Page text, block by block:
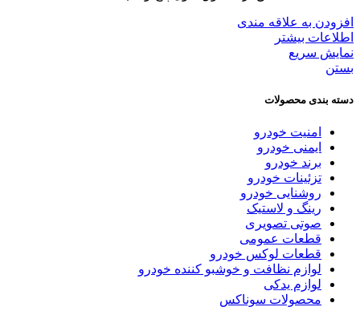
افزودن به علاقه مندی
اطلاعات بیشتر
نمایش سریع
بستن
دسته بندی محصولات
امنیت خودرو
ایمنی خودرو
برند خودرو
تزئینات خودرو
روشنایی خودرو
رینگ و لاستیک
صوتی تصویری
قطعات عمومی
قطعات لوکس خودرو
لوازم نظافت و خوشبو کننده خودرو
لوازم یدکی
محصولات سوناکس